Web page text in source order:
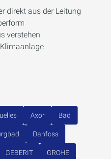
direkt aus der Leitung
verstehen
Axor Bad
Danfoss
GEBERIT GROHE